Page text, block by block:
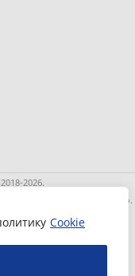
Cookie
2026.
материалов запрещено.
характер и не